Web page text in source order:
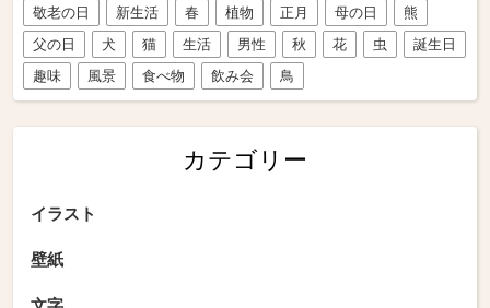
敬老の日
新生活 春 植物 正月 母の日
熊
父の日
犬 猫 生活 男性 秋 花 虫
誕生日
趣味
風景 食べ物 飲み会 鳥
カテゴリー
イラスト
壁紙